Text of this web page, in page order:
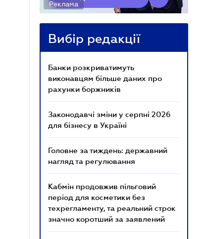
Реклама
Вибір редакції
Банки розкриватимуть
виконавцям більше даних про
рахунки боржників
Законодавчі зміни у серпні 2026
для бізнесу в Україні
Головне за тиждень: державний
нагляд та регулювання
Кабмін продовжив пільговий
період для косметики без
техрегламенту, та реальний строк
значно коротший за заявлений